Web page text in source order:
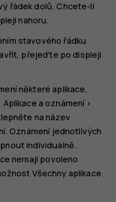
řádek dolů. Chcete-li
nahoru.
stavového řádku
přejeďte po displeji
některé aplikace,
Aplikace a oznámení >
na název
Oznámení jednotlivých
individuálně.
nemají povoleno
Všechny aplikace